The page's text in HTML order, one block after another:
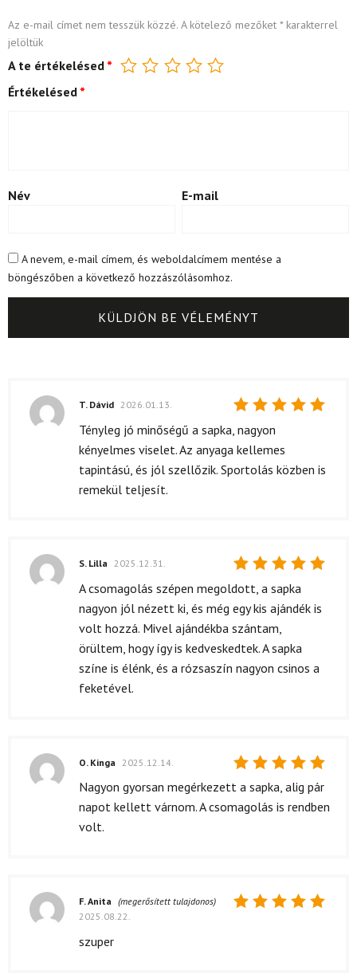
Az e-mail címet nem tesszük közzé. A kötelező mezőket *karakterrel
jelöltük
A te értékelésed *
Értékelésed *
Név E-mail
A nevem, e-mail címem, és weboldalcímem mentése a
böngészőben a következő hozzászólásomhoz.
Értékelés:
5
/ 5
T. Dávid 2026.01.13.
Tényleg jó minőségű a sapka, nagyon
kényelmes viselet. Az anyaga kellemes
tapintású, és jól szellőzik. Sportolás közben is
remekül teljesít.
Értékelés:
/ 5
S. Lilla 2025.12.31.
A csomagolás szépen megoldott, a sapka
nagyon jól nézett ki, és még egy kis ajándék is
volt hozzá. Mivel ajándékba szántam,
örültem, hogy így is kedveskedtek. A sapka
színe is élénk, és a rózsaszín nagyon csinos a
feketével.
Értékelés:
/ 5
O. Kinga 2025.12.14.
Nagyon gyorsan megérkezett a sapka, alig pár
napot kellett várnom. A csomagolás is rendben
volt.
F. Anita (megerősített tulajdonos)
2025.08.22.
szuper